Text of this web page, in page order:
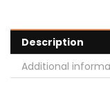
Description
Additional